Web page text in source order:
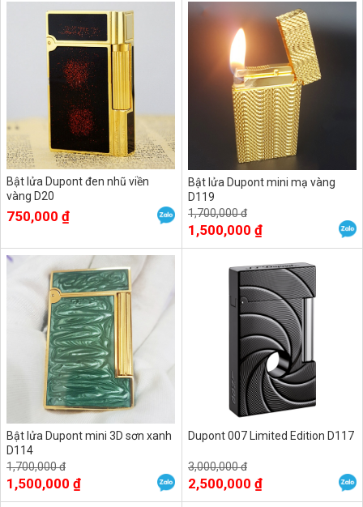
Bật lửa Dupont đen nhũ viền
vàng D20
750,000 ₫
Bật lửa Dupont mini mạ vàng
D119
1,700,000 đ
1,500,000 ₫
Bật lửa Dupont mini 3D sơn xanh
D114
1,700,000 đ
1,500,000 ₫
Dupont 007 Limited Edition D117
3,000,000 đ
2,500,000 ₫